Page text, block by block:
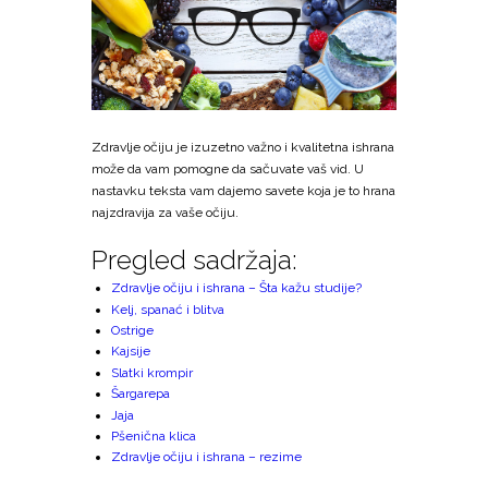
Zdravlje očiju je izuzetno važno i kvalitetna ishrana
može da vam pomogne da sačuvate vaš vid. U
nastavku teksta vam dajemo savete koja je to hrana
najzdravija za vaše očiju.
Pregled sadržaja:
Zdravlje očiju i ishrana – Šta kažu studije?
Kelj, spanać i blitva
Ostrige
Kajsije
Slatki krompir
Šargarepa
Jaja
Pšenična klica
Zdravlje očiju i ishrana – rezime